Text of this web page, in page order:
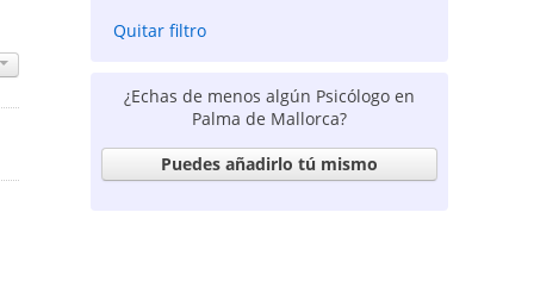
Quitar filtro
¿Echas de menos algún Psicólogo en
Palma de Mallorca?
Puedes añadirlo tú mismo